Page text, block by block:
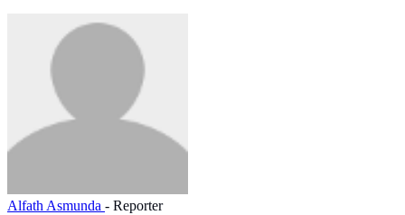
Alfath Asmunda - Reporter